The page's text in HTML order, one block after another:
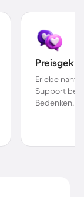
Erlebe
Support bei
Bedenken.